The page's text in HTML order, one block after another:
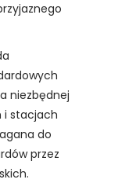
niezbędnej
i stacjach
do
przez